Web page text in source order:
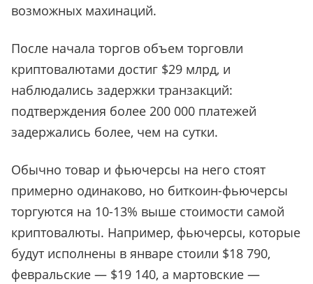
возможных махинаций.
После начала торгов объем торговли
криптовалютами достиг $29 млрд, и
наблюдались задержки транзакций:
подтверждения более 200 000 платежей
задержались более, чем на сутки.
Обычно товар и фьючерсы на него стоят
примерно одинаково, но биткоин-фьючерсы
торгуются на 10-13% выше стоимости самой
криптовалюты. Например, фьючерсы, которые
будут исполнены в январе стоили $18 790,
февральские — $19 140, а мартовские —